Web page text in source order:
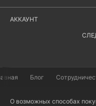
АККАУНТ
Блог
О возможных способах